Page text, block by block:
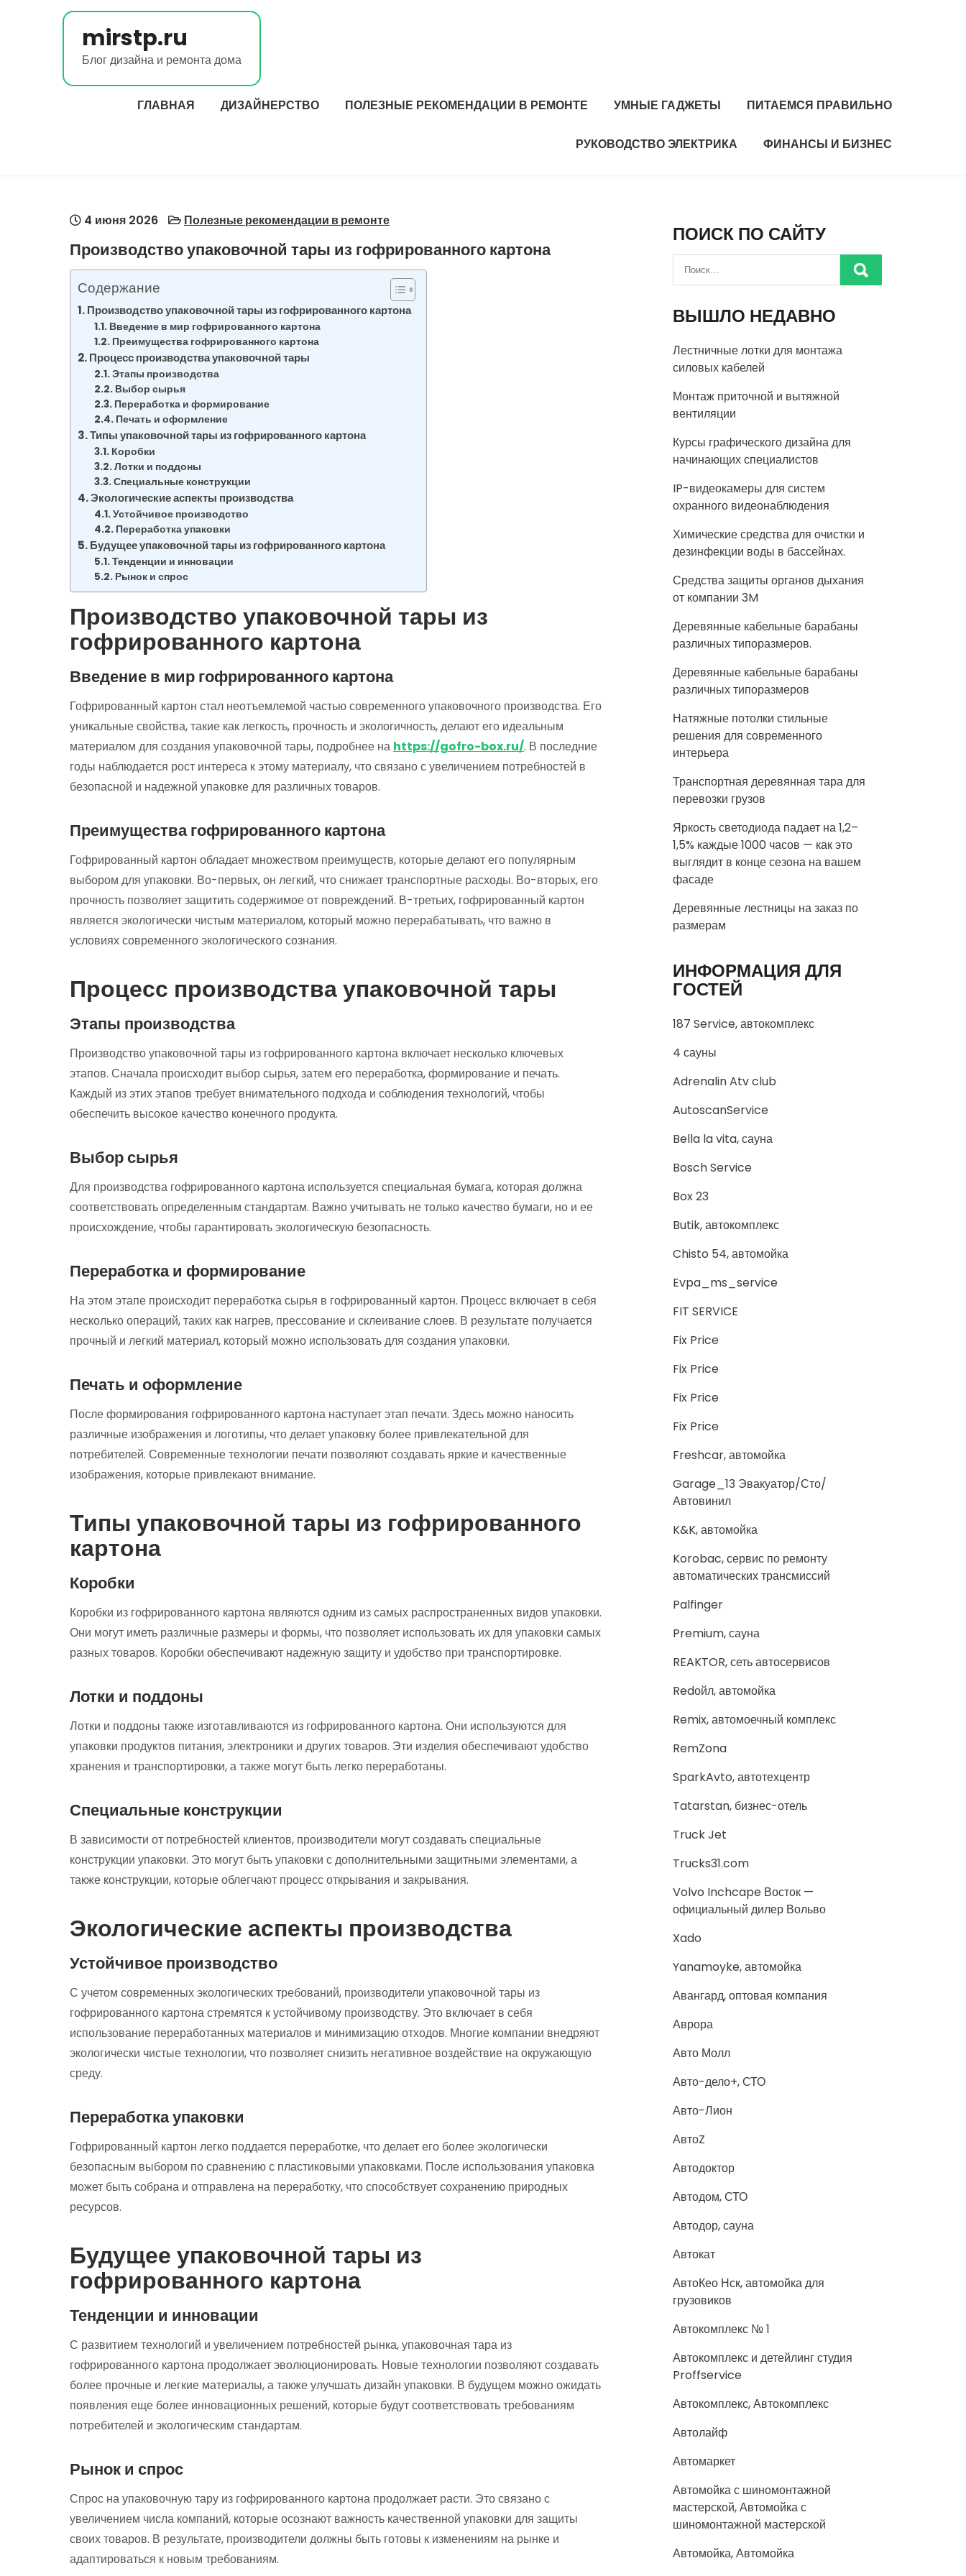
mirstp.ru
Блог дизайна и ремонта дома
ГЛАВНАЯ ДИЗАЙНЕРСТВО ПОЛЕЗНЫЕ РЕКОМЕНДАЦИИ В РЕМОНТЕ УМНЫЕ ГАДЖЕТЫ ПИТАЕМСЯ ПРАВИЛЬНО
РУКОВОДСТВО ЭЛЕКТРИКА ФИНАНСЫ И БИЗНЕС
4 июня 2026 Полезные рекомендации в ремонте
Производство упаковочной тары из гофрированного картона
Содержание
Производство упаковочной тары из гофрированного картона
Введение в мир гофрированного картона
Преимущества гофрированного картона
Процесс производства упаковочной тары
Этапы производства
Выбор сырья
Переработка и формирование
Печать и оформление
Типы упаковочной тары из гофрированного картона
Коробки
Лотки и поддоны
Специальные конструкции
Экологические аспекты производства
Устойчивое производство
Переработка упаковки
Будущее упаковочной тары из гофрированного картона
Тенденции и инновации
Рынок и спрос
Производство упаковочной тары из
гофрированного картона
Введение в мир гофрированного картона
Гофрированный картон стал неотъемлемой частью современного упаковочного производства. Его
уникальные свойства, такие как легкость, прочность и экологичность, делают его идеальным
материалом для создания упаковочной тары, подробнее на https://gofro-box.ru/. В последние
годы наблюдается рост интереса к этому материалу, что связано с увеличением потребностей в
безопасной и надежной упаковке для различных товаров.
Преимущества гофрированного картона
Гофрированный картон обладает множеством преимуществ, которые делают его популярным
выбором для упаковки. Во-первых, он легкий, что снижает транспортные расходы. Во-вторых, его
прочность позволяет защитить содержимое от повреждений. В-третьих, гофрированный картон
является экологически чистым материалом, который можно перерабатывать, что важно в
условиях современного экологического сознания.
Процесс производства упаковочной тары
Этапы производства
Производство упаковочной тары из гофрированного картона включает несколько ключевых
этапов. Сначала происходит выбор сырья, затем его переработка, формирование и печать.
Каждый из этих этапов требует внимательного подхода и соблюдения технологий, чтобы
обеспечить высокое качество конечного продукта.
Выбор сырья
Для производства гофрированного картона используется специальная бумага, которая должна
соответствовать определенным стандартам. Важно учитывать не только качество бумаги, но и ее
происхождение, чтобы гарантировать экологическую безопасность.
Переработка и формирование
На этом этапе происходит переработка сырья в гофрированный картон. Процесс включает в себя
несколько операций, таких как нагрев, прессование и склеивание слоев. В результате получается
прочный и легкий материал, который можно использовать для создания упаковки.
Печать и оформление
После формирования гофрированного картона наступает этап печати. Здесь можно наносить
различные изображения и логотипы, что делает упаковку более привлекательной для
потребителей. Современные технологии печати позволяют создавать яркие и качественные
изображения, которые привлекают внимание.
Типы упаковочной тары из гофрированного
картона
Коробки
Коробки из гофрированного картона являются одним из самых распространенных видов упаковки.
Они могут иметь различные размеры и формы, что позволяет использовать их для упаковки самых
разных товаров. Коробки обеспечивают надежную защиту и удобство при транспортировке.
Лотки и поддоны
Лотки и поддоны также изготавливаются из гофрированного картона. Они используются для
упаковки продуктов питания, электроники и других товаров. Эти изделия обеспечивают удобство
хранения и транспортировки, а также могут быть легко переработаны.
Специальные конструкции
В зависимости от потребностей клиентов, производители могут создавать специальные
конструкции упаковки. Это могут быть упаковки с дополнительными защитными элементами, а
также конструкции, которые облегчают процесс открывания и закрывания.
Экологические аспекты производства
Устойчивое производство
С учетом современных экологических требований, производители упаковочной тары из
гофрированного картона стремятся к устойчивому производству. Это включает в себя
использование переработанных материалов и минимизацию отходов. Многие компании внедряют
экологически чистые технологии, что позволяет снизить негативное воздействие на окружающую
среду.
Переработка упаковки
Гофрированный картон легко поддается переработке, что делает его более экологически
безопасным выбором по сравнению с пластиковыми упаковками. После использования упаковка
может быть собрана и отправлена на переработку, что способствует сохранению природных
ресурсов.
Будущее упаковочной тары из
гофрированного картона
Тенденции и инновации
С развитием технологий и увеличением потребностей рынка, упаковочная тара из
гофрированного картона продолжает эволюционировать. Новые технологии позволяют создавать
более прочные и легкие материалы, а также улучшать дизайн упаковки. В будущем можно ожидать
появления еще более инновационных решений, которые будут соответствовать требованиям
потребителей и экологическим стандартам.
Рынок и спрос
Спрос на упаковочную тару из гофрированного картона продолжает расти. Это связано с
увеличением числа компаний, которые осознают важность качественной упаковки для защиты
своих товаров. В результате, производители должны быть готовы к изменениям на рынке и
адаптироваться к новым требованиям.
ПОИСК ПО САЙТУ
ВЫШЛО НЕДАВНО
Лестничные лотки для монтажа
силовых кабелей
Монтаж приточной и вытяжной
вентиляции
Курсы графического дизайна для
начинающих специалистов
IP-видеокамеры для систем
охранного видеонаблюдения
Химические средства для очистки и
дезинфекции воды в бассейнах.
Средства защиты органов дыхания
от компании 3M
Деревянные кабельные барабаны
различных типоразмеров.
Деревянные кабельные барабаны
различных типоразмеров
Натяжные потолки стильные
решения для современного
интерьера
Транспортная деревянная тара для
перевозки грузов
Яркость светодиода падает на 1,2–
1,5% каждые 1000 часов — как это
выглядит в конце сезона на вашем
фасаде
Деревянные лестницы на заказ по
размерам
ИНФОРМАЦИЯ ДЛЯ
ГОСТЕЙ
187 Service, автокомплекс
4 сауны
Adrenalin Atv club
AutoscanService
Bella la vita, сауна
Bosch Service
Box 23
Butik, автокомплекс
Chisto 54, автомойка
Evpa_ms_service
FIT SERVICE
Fix Price
Fix Price
Fix Price
Fix Price
Freshcar, автомойка
Garage_13 Эвакуатор/Сто/
Автовинил
K&K, автомойка
Korobac, сервис по ремонту
автоматических трансмиссий
Palfinger
Premium, сауна
REAKTOR, сеть автосервисов
Redойл, автомойка
Remix, автомоечный комплекс
RemZona
SparkAvto, автотехцентр
Tatarstan, бизнес-отель
Truck Jet
Trucks31.com
Volvo Inchcape Восток —
официальный дилер Вольво
Xado
Yanamoyke, автомойка
Авангард, оптовая компания
Аврора
Авто Молл
Авто-дело+, СТО
Авто-Лион
АвтоZ
Автодоктор
Автодом, СТО
Автодор, сауна
Автокат
АвтоКео Нск, автомойка для
грузовиков
Автокомплекс № 1
Автокомплекс и детейлинг студия
Proffservice
Автокомплекс, Автокомплекс
Автолайф
Автомаркет
Автомойка с шиномонтажной
мастерской, Автомойка с
шиномонтажной мастерской
Автомойка, Автомойка